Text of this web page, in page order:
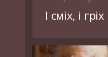
І сміх, і гріх